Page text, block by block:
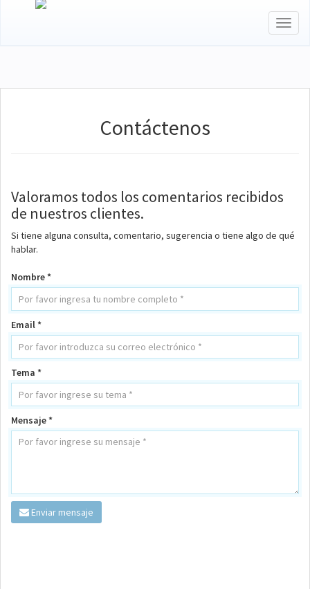
Contáctenos
Valoramos todos los comentarios recibidos
de nuestros clientes.
Si tiene alguna consulta, comentario, sugerencia o tiene algo de qué
hablar.
Nombre *
Email *
Tema *
Mensaje *
Enviar mensaje